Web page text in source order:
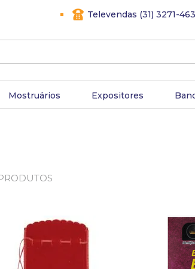
Televendas (31) 3271-
Mostruários Expositores